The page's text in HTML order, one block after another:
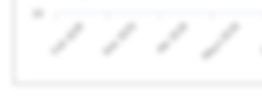
Feb 2026 Mar 2026 Abr 2026 Mayo 2026